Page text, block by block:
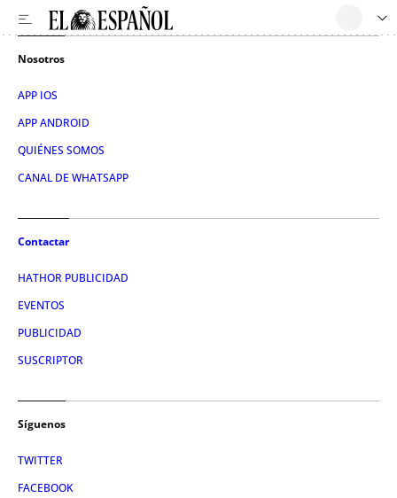
Nosotros
APP IOS
APP ANDROID
QUIÉNES SOMOS
CANAL DE WHATSAPP
Contactar
HATHOR PUBLICIDAD
EVENTOS
PUBLICIDAD
SUSCRIPTOR
Síguenos
TWITTER
FACEBOOK